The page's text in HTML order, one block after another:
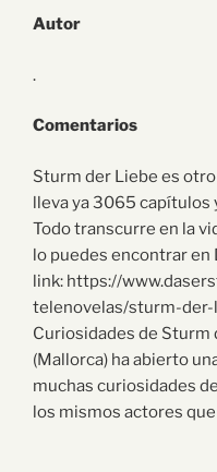
Autor
.
Comentarios
Sturm der Liebe es
lleva ya 3065 capítulos
Todo transcurre en la
lo puedes encontrar en
link: https://
telenovelas/sturm-
Curiosidades de Sturm
(Mallorca) ha abierto
muchas curiosidades
los mismos actores